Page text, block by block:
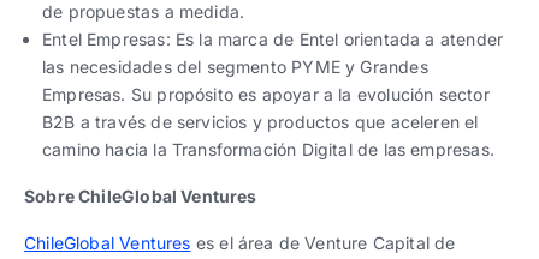
de propuestas a medida.
Entel Empresas: Es la marca de Entel orientada a atender
las necesidades del segmento PYME y Grandes
Empresas. Su propósito es apoyar a la evolución sector
B2B a través de servicios y productos que aceleren el
camino hacia la Transformación Digital de las empresas.
Sobre ChileGlobal Ventures
ChileGlobal Ventures es el área de Venture Capital de